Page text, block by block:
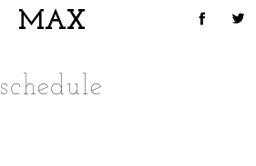
MAX
schedule